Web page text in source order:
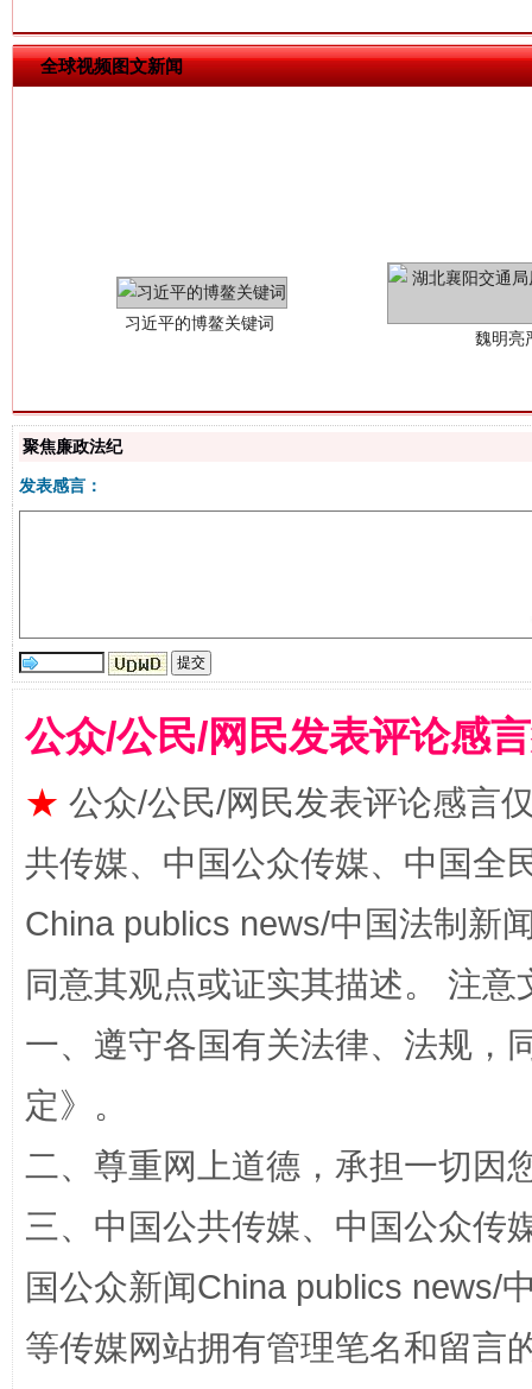
全球视频图文新闻
揭批美国五大"原罪" "炒
解纷+调解+退费，一次搞定
聚焦廉政法纪
发表感言：
公众/公民/网民发表评论感
★ 公众/公民/网民发表评论感言
共传媒、中国公众传媒、中国全
China publics news/中国法制新
同意其观点或证实其描述。 注
一、遵守各国有关法律、法规，
定》。
二、尊重网上道德，承担一切因
三、中国公共传媒、中国公众传
国公众新闻China publics news/
等传媒网站拥有管理笔名和留言